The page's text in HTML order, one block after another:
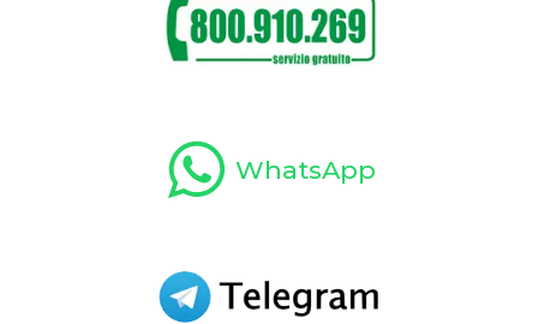
WhatsApp